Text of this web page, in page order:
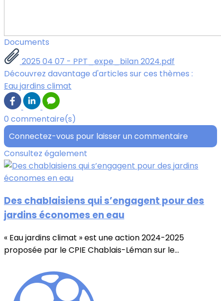
Documents
2025 04 07 - PPT_expe_bilan 2024.pdf
Découvrez davantage d'articles sur ces thèmes :
Eau jardins climat
0 commentaire(s)
Connectez-vous pour laisser un commentaire
Consultez également
Des chablaisiens qui s’engagent pour des
jardins économes en eau
« Eau jardins climat » est une action 2024-2025
proposée par le CPIE Chablais-Léman sur le...